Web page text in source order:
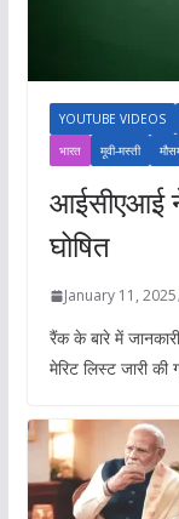
YOUTUBE VIDEOS
भारत
मूवी-मस्ती
आईसीएआई
घोषित
January 11, 2025
रैंक के बारे में
मेरिट लिस्ट जारी की